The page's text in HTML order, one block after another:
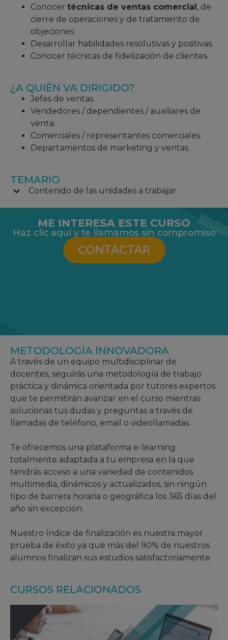
Conocer técnicas de ventas comercial, de
cierre de operaciones y de tratamiento de
objeciones.
Desarrollar habilidades resolutivas y positivas.
Conocer técnicas de fidelización de clientes.
¿A QUIÉN VA DIRIGIDO?
Jefes de ventas.
Vendedores / dependientes / auxiliares de
venta.
Comerciales / representantes comerciales.
Departamentos de marketing y ventas.
TEMARIO
Contenido de las unidades a trabajar
ME INTERESA ESTE CURSO
Haz clic aquí y te llamamos sin compromiso
CONTACTAR
METODOLOGÍA INNOVADORA
A través de un equipo multidisciplinar de
docentes, seguirás una metodología de trabajo
práctica y dinámica orientada por tutores expertos
que te permitirán avanzar en el curso mientras
solucionas tus dudas y preguntas a través de
llamadas de teléfono, email o videollamadas.
Te ofrecemos una plataforma e-learning
totalmente adaptada a tu empresa en la que
tendrás acceso a una variedad de contenidos
multimedia, dinámicos y actualizados, sin ningún
tipo de barrera horaria o geográfica los 365 días del
año sin excepción.
Nuestro índice de finalización es nuestra mayor
prueba de éxito ya que más del 90% de nuestros
alumnos finalizan sus estudios satisfactoriamente.
CURSOS RELACIONADOS